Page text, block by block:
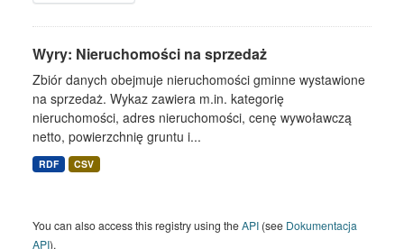
Wyry: Nieruchomości na sprzedaż
Zbiór danych obejmuje nieruchomości gminne wystawione
na sprzedaż. Wykaz zawiera m.in. kategorię
nieruchomości, adres nieruchomości, cenę wywoławczą
netto, powierzchnię gruntu i...
RDF CSV
You can also access this registry using theAPI (see Dokumentacja
API).